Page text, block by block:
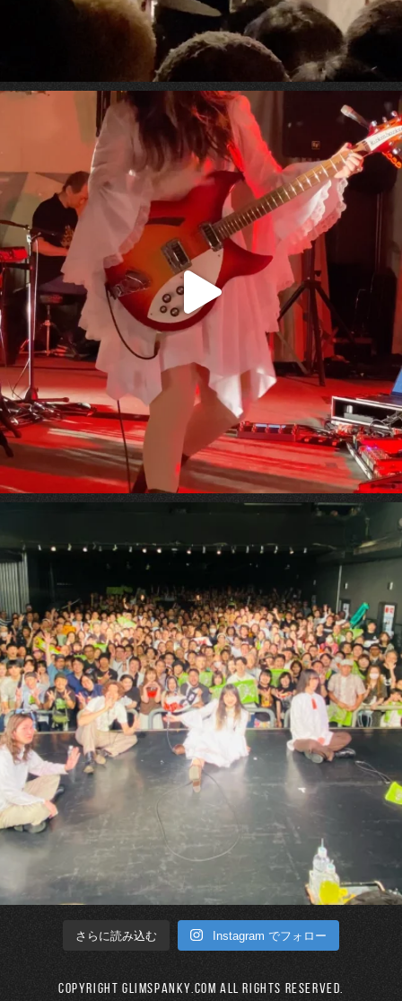
さらに読み込む Instagram でフォロー
Copyright GLIMSPANKY.COM All Rights Reserved.